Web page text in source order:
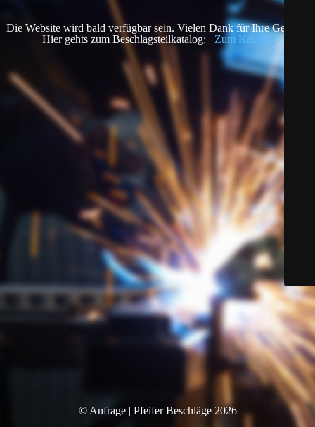
Die Website wird bald verfügbar sein. Vielen Dank für Ihre Geduld!
Hier gehts zum Beschlagsteilkatalog: Zum Katalog
© Anfrage | Pfeifer Beschläge 2026